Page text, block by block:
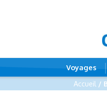
Voyages
Accueil /